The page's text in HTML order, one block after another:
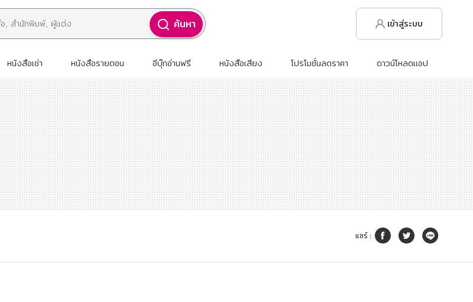
ค้นหา เข้าสู่ระบบ
หนังสือเช่า หนังสือรายตอน อีบุ๊กอ่านฟรี หนังสือเสียง โปรโมชั่นลดราคา ดาวน์โหลดแอป
แชร์: